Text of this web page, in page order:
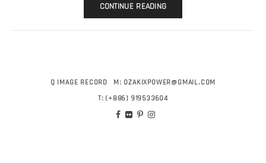
CONTINUE READING
Q IMAGE RECORD M: OZAKIXPOWER@GMAIL.COM
T:(+886) 919533604